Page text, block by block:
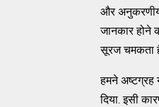
और
जानकार होने
सूरज चमकता
हमने अष्टग्रह
दिया. इसी